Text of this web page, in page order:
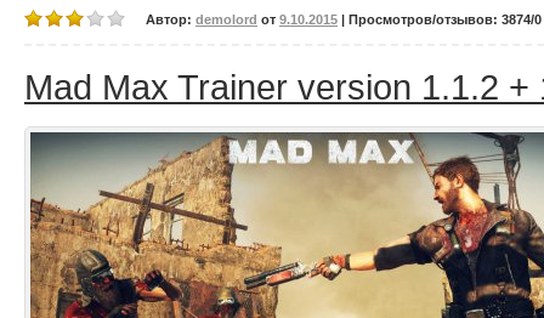
Автор: demolord от 9.10.2015 | Просмотров/отзывов: 3874/0
Mad Max Trainer version 1.1.2 +